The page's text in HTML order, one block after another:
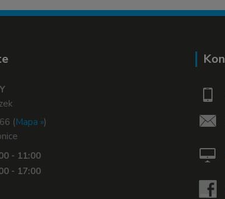
(Mapa »)
- 11:00
- 17:00